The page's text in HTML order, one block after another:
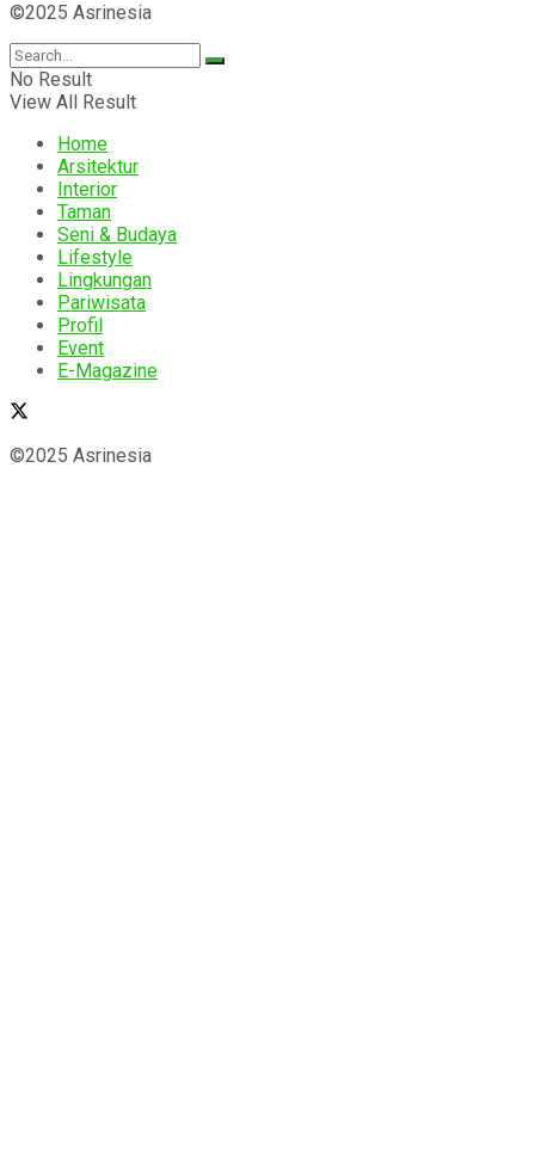
©2025 Asrinesia
No Result
View All Result
Home
Arsitektur
Interior
Taman
Seni & Budaya
Lifestyle
Lingkungan
Pariwisata
Profil
Event
E-Magazine
©2025 Asrinesia